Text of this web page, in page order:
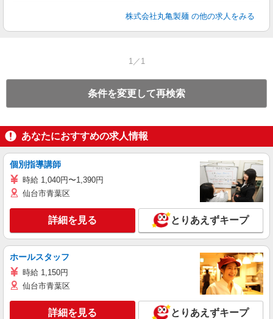
株式会社丸亀製麺 の他の求人をみる
1／1
条件を変更して再検索
あなたにおすすめの求人情報
個別指導講師
時給 1,040円〜1,390円
仙台市青葉区
詳細を見る とりあえずキープ
ホールスタッフ
時給 1,150円
仙台市青葉区
詳細を見る とりあえずキープ